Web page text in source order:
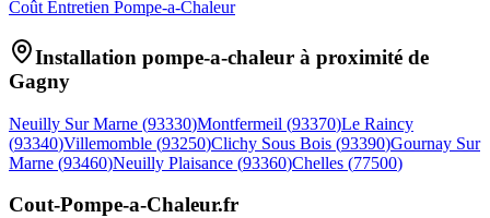
Coût Entretien Pompe-a-Chaleur
Installation pompe-a-chaleur à proximité de
Gagny
Neuilly Sur Marne (93330)Montfermeil (93370)Le Raincy
(93340)Villemomble (93250)Clichy Sous Bois (93390)Gournay Sur
Marne (93460)Neuilly Plaisance (93360)Chelles (77500)
Cout-Pompe-a-Chaleur.fr